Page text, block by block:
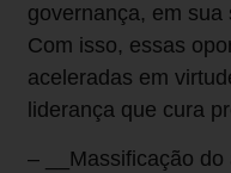
governança, em
Com isso, essas
aceleradas em
liderança que cura
– __Massificação